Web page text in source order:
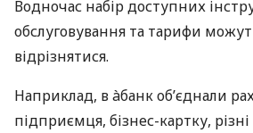
Водночас набір доступних
обслуговування та тарифи
відрізнятися.
Наприклад, в àбанк об’єднали
підприємця, бізнес-картку,